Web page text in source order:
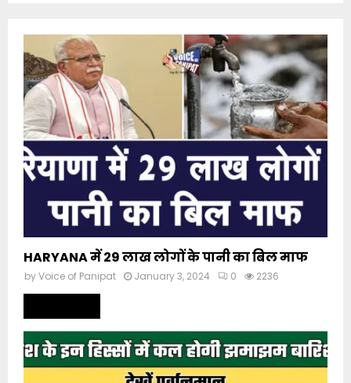
HARYANA में 29 लाख लोगों के पानी का बिल माफ
byVoice of Panipat January 3, 2024 0 2236